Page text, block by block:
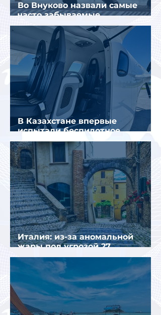
Во Внуково назвали самые
часто забываемые
пассажирами вещи
В Казахстане впервые
испытали беспилотное
аэротакси с пассажирами
Италия: из-за аномальной
жары под угрозой 27
крупнейших городов